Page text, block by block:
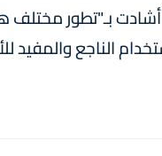
بـ"تطور مختلف
الناجع والمفيد